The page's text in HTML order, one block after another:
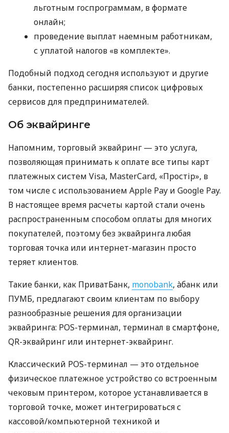
льготным госпрограммам, в формате
онлайн;
проведение выплат наемным работникам,
с уплатой налогов «в комплекте».
Подобный подход сегодня используют и другие
банки, постепенно расширяя список цифровых
сервисов для предпринимателей.
Об эквайринге
Напомним, торговый эквайринг — это услуга,
позволяющая принимать к оплате все типы карт
платежных систем Visa, MasterCard, «Простір», в
том числе с использованием Apple Pay и Google Pay.
В настоящее время расчеты картой стали очень
распространенным способом оплаты для многих
покупателей, поэтому без эквайринга любая
торговая точка или интернет-магазин просто
теряет клиентов.
Такие банки, как ПриватБанк, monobank, àбанк или
ПУМБ, предлагают своим клиентам по выбору
разнообразные решения для организации
эквайринга: POS-терминал, терминал в смартфоне,
QR-эквайринг или интернет-эквайринг.
Классический POS-терминал — это отдельное
физическое платежное устройство со встроенным
чековым принтером, которое устанавливается в
торговой точке, может интегрироваться с
кассовой/компьютерной техникой и